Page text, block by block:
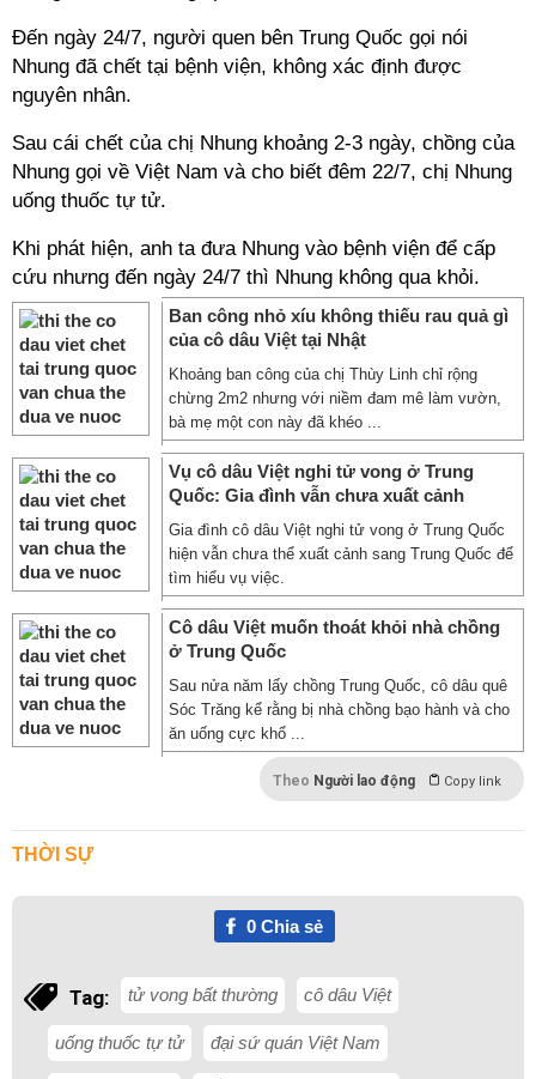
Đến ngày 24/7, người quen bên Trung Quốc gọi nói
Nhung đã chết tại bệnh viện, không xác định được
nguyên nhân.
Sau cái chết của chị Nhung khoảng 2-3 ngày, chồng của
Nhung gọi về Việt Nam và cho biết đêm 22/7, chị Nhung
uống thuốc tự tử.
Khi phát hiện, anh ta đưa Nhung vào bệnh viện để cấp
cứu nhưng đến ngày 24/7 thì Nhung không qua khỏi.
Ban công nhỏ xíu không thiếu rau quả gì
của cô dâu Việt tại Nhật
Khoảng ban công của chị Thùy Linh chỉ rộng
chừng 2m2 nhưng với niềm đam mê làm vườn,
bà mẹ một con này đã khéo ...
Vụ cô dâu Việt nghi tử vong ở Trung
Quốc: Gia đình vẫn chưa xuất cảnh
Gia đình cô dâu Việt nghi tử vong ở Trung Quốc
hiện vẫn chưa thể xuất cảnh sang Trung Quốc để
tìm hiểu vụ việc.
Cô dâu Việt muốn thoát khỏi nhà chồng
ở Trung Quốc
Sau nửa năm lấy chồng Trung Quốc, cô dâu quê
Sóc Trăng kể rằng bị nhà chồng bạo hành và cho
ăn uống cực khổ ...
Theo Người lao động Copy link
THỜI SỰ
0Chia sẻ
Tag: tử vong bất thường cô dâu Việt
uống thuốc tự tử đại sứ quán Việt Nam